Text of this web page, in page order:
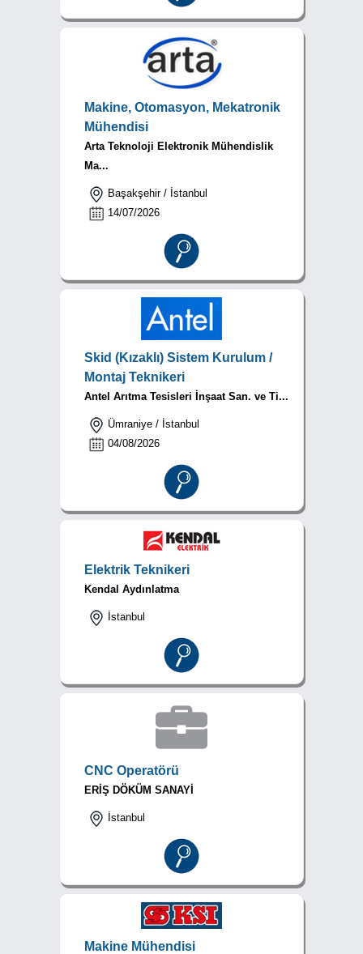
Makine, Otomasyon, Mekatronik
Mühendisi
Arta Teknoloji Elektronik Mühendislik
Ma...
Başakşehir / İstanbul
14/07/2026
Skid (Kızaklı) Sistem Kurulum /
Montaj Teknikeri
Antel Arıtma Tesisleri İnşaat San. ve Ti...
Ümraniye / İstanbul
04/08/2026
Elektrik Teknikeri
Kendal Aydınlatma
İstanbul
CNC Operatörü
ERİŞ DÖKÜM SANAYİ
İstanbul
Makine Mühendisi